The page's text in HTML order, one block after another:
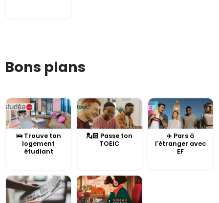
Bons plans
🛌 Trouve ton
logement
étudiant
💂🏻 Passe ton
TOEIC
✈️ Pars à
l'étranger avec
EF